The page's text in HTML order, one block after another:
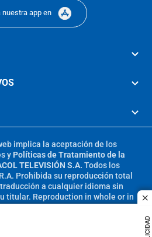
nuestra app en
implica la aceptación de los
y Políticas de Tratamiento de la
TELEVISIÓN S.A. Todos los
Prohibida su reproducción total
a cualquier idioma sin
titular. Reproduction in whole or in